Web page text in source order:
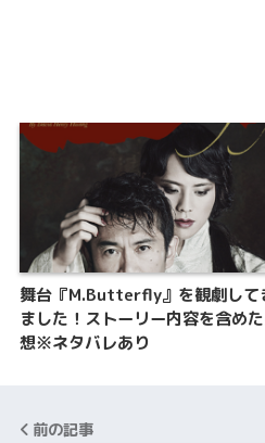
舞台『M.Butterfly』を観劇して
ました！ストーリー内容を含め
想※ネタバレあり
前の記事